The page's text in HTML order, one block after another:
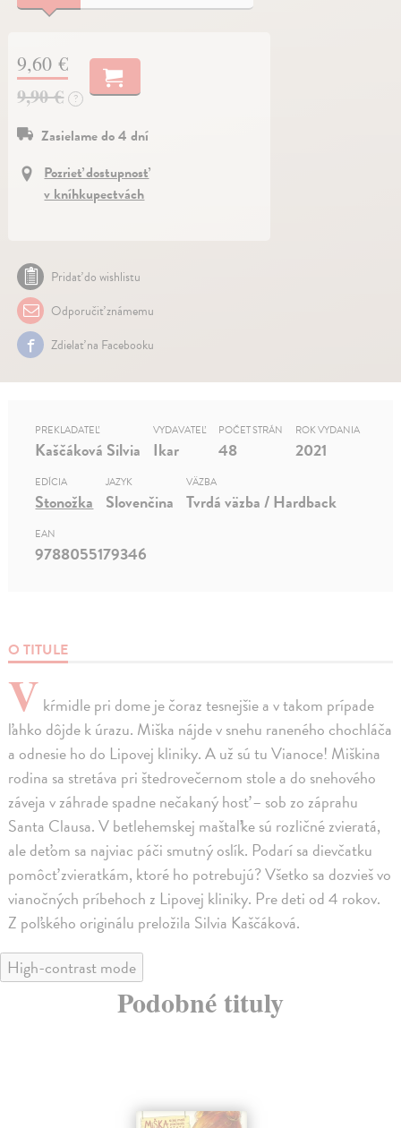
9,60 €
9,90 €
?
Zasielame do 4 dní
Pozrieť dostupnosť
v kníhkupectvách
Pridať do wishlistu
Odporučiť známemu
Zdielať na Facebooku
O TITULE
V kŕmidle pri dome je čoraz tesnejšie a v takom prípade
ľahko dôjde k úrazu. Miška nájde v snehu raneného chochláča
a odnesie ho do Lipovej kliniky. A už sú tu Vianoce! Miškina
rodina sa stretáva pri štedrovečernom stole a do snehového
záveja v záhrade spadne nečakaný hosť – sob zo záprahu
Santa Clausa. V betlehemskej maštaľke sú rozličné zvieratá,
ale deťom sa najviac páči smutný oslík. Podarí sa dievčatku
pomôcť zvieratkám, ktoré ho potrebujú? Všetko sa dozvieš vo
vianočných príbehoch z Lipovej kliniky. Pre deti od 4 rokov.
Z poľského originálu preložila Silvia Kaščáková.
PREKLADATEĽ
Kaščáková Silvia
VYDAVATEĽ
Ikar
POČET STRÁN
48
ROK VYDANIA
2021
EDÍCIA
Stonožka
JAZYK
Slovenčina
VÄZBA
Tvrdá väzba / Hardback
EAN
9788055179346
High-contrast mode
Podobné tituly